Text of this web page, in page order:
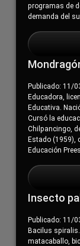
programas de
demanda del
Publicado: 11/
Educadora,
Educativa.
Cursó la
Chilpancingo,
Estado (1959),
Educación
Insecto
Publicado: 11/
Bacilus
matacaballo,